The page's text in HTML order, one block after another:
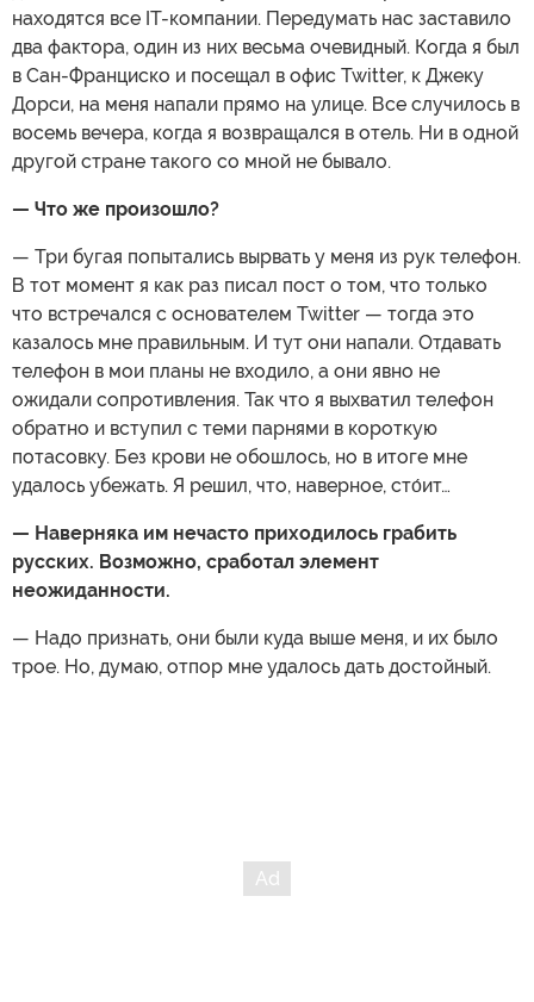
находятся все IT-компании. Передумать нас заставило
два фактора, один из них весьма очевидный. Когда я был
в Сан-Франциско и посещал в офис Twitter, к Джеку
Дорси, на меня напали прямо на улице. Все случилось в
восемь вечера, когда я возвращался в отель. Ни в одной
другой стране такого со мной не бывало.
— Что же произошло?
— Три бугая попытались вырвать у меня из рук телефон.
В тот момент я как раз писал пост о том, что только
что встречался с основателем Twitter — тогда это
казалось мне правильным. И тут они напали. Отдавать
телефон в мои планы не входило, а они явно не
ожидали сопротивления. Так что я выхватил телефон
обратно и вступил с теми парнями в короткую
потасовку. Без крови не обошлось, но в итоге мне
удалось убежать. Я решил, что, наверное, сто́ит…
— Наверняка им нечасто приходилось грабить
русских. Возможно, сработал элемент
неожиданности.
— Надо признать, они были куда выше меня, и их было
трое. Но, думаю, отпор мне удалось дать достойный.